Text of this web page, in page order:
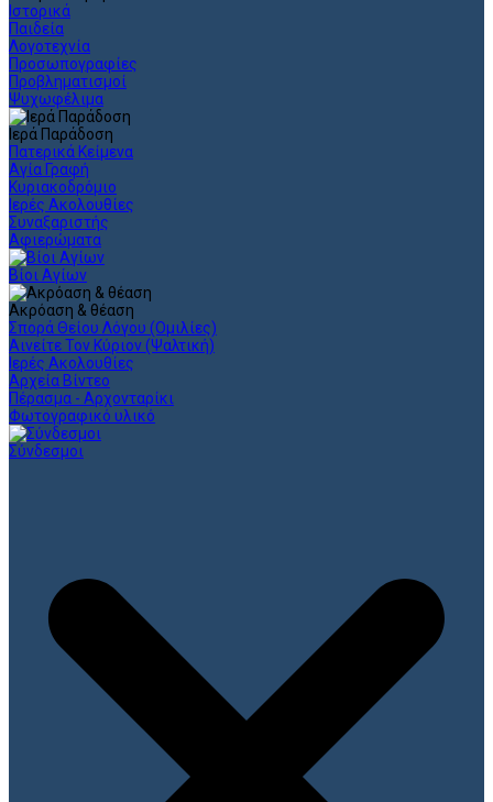
Ιστορικά
Παιδεία
Λογοτεχνία
Προσωπογραφίες
Προβληματισμοί
Ψυχωφέλιμα
Ιερά Παράδοση
Πατερικά Κείμενα
Αγία Γραφή
Κυριακοδρόμιο
Ιερές Ακολουθίες
Συναξαριστής
Αφιερώματα
Βίοι Αγίων
Ακρόαση & θέαση
Σπορά Θείου Λόγου (Ομιλίες)
Αινείτε Τον Κύριον (Ψαλτική)
Ιερές Ακολουθίες
Αρχεία Βίντεο
Πέρασμα - Αρχονταρίκι
Φωτογραφικό υλικό
Σύνδεσμοι